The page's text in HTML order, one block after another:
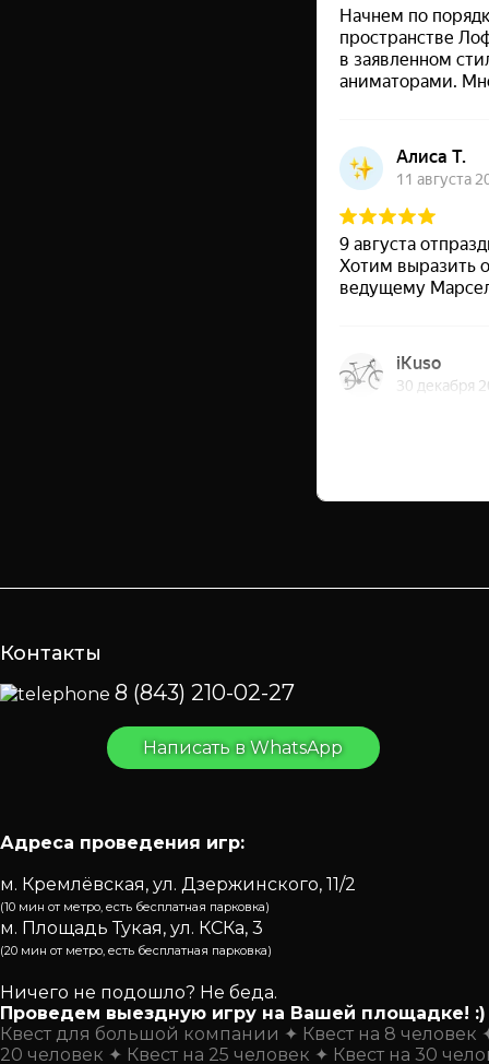
Контакты
8 (843) 210-02-27
Написать в WhatsApp
Адреса проведения игр:
м. Кремлёвская, ул. Дзержинского, 11/2
(10 мин от метро, есть бесплатная парковка)
м. Площадь Тукая, ул. КСКа, 3
(20 мин от метро, есть бесплатная парковка)
Ничего не подошло? Не беда.
Проведем выездную игру на Вашей площадке! :)
Квест для большой компании
Квест на 8 человек
20 человек
Квест на 25 человек Квест на 30